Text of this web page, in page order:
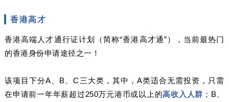
香港高才
香港高端人才通行证计划（简称“香港高才通”），当前最热门
的香港身份申请途径之一！
该项目下分A、B、C三大类，其中，A类适合无需投资，只需
在申请前一年年薪超过250万元港币或以上的高收入人群 ；B、